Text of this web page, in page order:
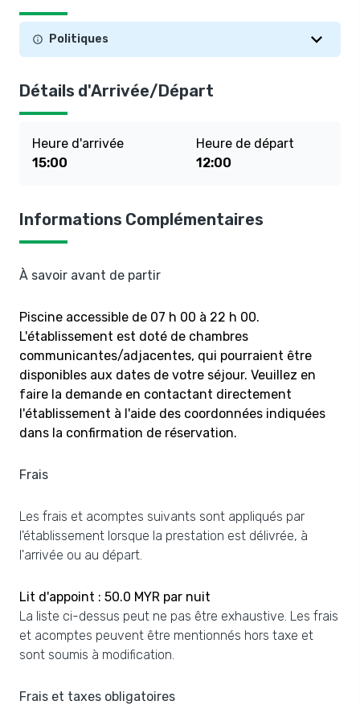
Politiques
Détails d'Arrivée/Départ
Heure d'arrivée
15:00
Heure de départ
12:00
Informations Complémentaires
À savoir avant de partir
Piscine accessible de 07 h 00 à 22 h 00.
L'établissement est doté de chambres
communicantes/adjacentes, qui pourraient être
disponibles aux dates de votre séjour. Veuillez en
faire la demande en contactant directement
l'établissement à l'aide des coordonnées indiquées
dans la confirmation de réservation.
Frais
Les frais et acomptes suivants sont appliqués par
l'établissement lorsque la prestation est délivrée, à
l'arrivée ou au départ.
Lit d'appoint : 50.0 MYR par nuit
La liste ci-dessus peut ne pas être exhaustive. Les frais
et acomptes peuvent être mentionnés hors taxe et
sont soumis à modification.
Frais et taxes obligatoires